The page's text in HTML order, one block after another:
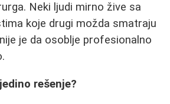
Neki ljudi mirno žive sa
koje drugi možda smatraju
je da osoblje profesionalno
rešenje?